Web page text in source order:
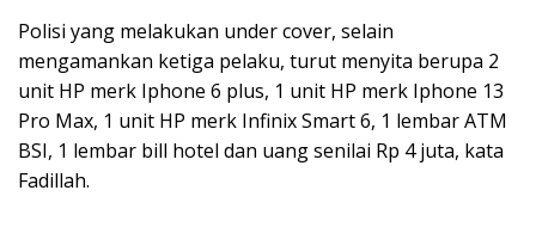
Polisi yang melakukan under cover, selain
mengamankan ketiga pelaku, turut menyita berupa 2
unit HP merk Iphone 6 plus, 1 unit HP merk Iphone 13
Pro Max, 1 unit HP merk Infinix Smart 6, 1 lembar ATM
BSI, 1 lembar bill hotel dan uang senilai Rp 4 juta, kata
Fadillah.